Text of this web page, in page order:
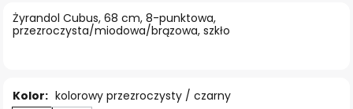
Żyrandol Cubus, 68 cm, 8-punktowa,
przezroczysta/miodowa/brązowa, szkło
Kolor: kolorowy przezroczysty / czarny